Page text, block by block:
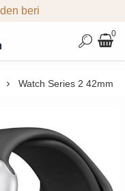
beri
0
Watch Series 2 42mm